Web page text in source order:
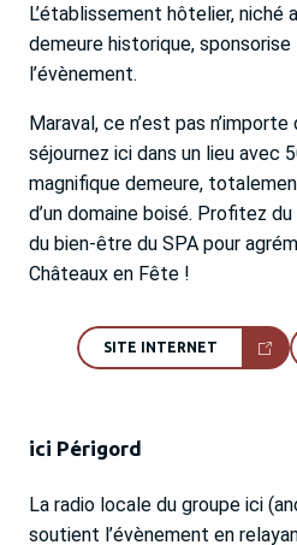
L’établissement hôtelier, niché
demeure historique,
l’évènement.
Maraval, ce n’est pas
séjournez ici dans un lieu avec
magnifique demeure,
d’un domaine boisé. Profitez
du bien-être du SPA pour
Châteaux en Fête !
SITE INTERNET
ici Périgord
La radio locale du groupe ici
soutient l’évènement en